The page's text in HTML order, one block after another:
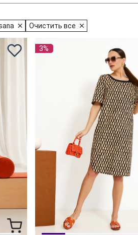
Очистить все
3%